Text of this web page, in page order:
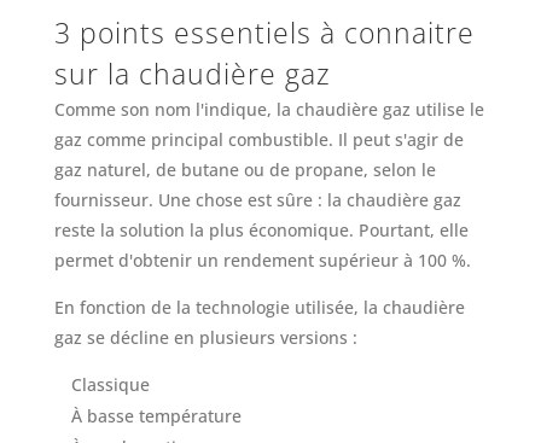
3 points essentiels à connaitre
sur la chaudière gaz
Comme son nom l'indique, la chaudière gaz utilise le
gaz comme principal combustible. Il peut s'agir de
gaz naturel, de butane ou de propane, selon le
fournisseur. Une chose est sûre : la chaudière gaz
reste la solution la plus économique. Pourtant, elle
permet d'obtenir un rendement supérieur à 100 %.
En fonction de la technologie utilisée, la chaudière
gaz se décline en plusieurs versions :
Classique
À basse température